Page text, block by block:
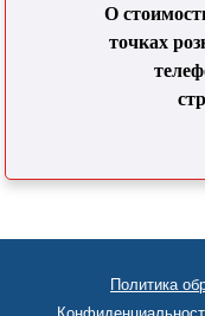
О
точках
Политика